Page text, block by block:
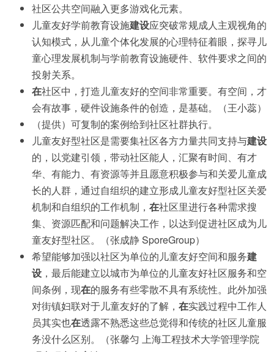
社区公共空间融入更多游戏化元素。
儿童友好学前教育设施建设应突破常规成人主观视角的
认知模式，从儿童个体化发展的心理特征着眼，探寻儿
童心理发展机制与学前教育设施硬件、软件要求之间的
投射关系。
在社区中，打造儿童友好的空间非常重要。有空间，才
会有故事，硬件设施条件的创造，是基础。（王小蕊）
（提供）可复制的案例给到社区社群执行。
儿童友好型社区是需要集社区各方力量共同支持与建设
的，以党建引领，带动社区能人，汇聚有时间、有才
华、有能力、有资源等并且愿意积极参与和关爱儿童成
长的人群，通过自组织的建立形成儿童友好型社区关爱
机制和自组织的工作机制， 在社区里进行各种需求搜
集、资源匹配和问题解决工作，以达到促进社区成为儿
童友好型社区。（张成静 SporeGroup）
希望能够加强以社区为单位的儿童友好空间和服务建
设 ，最后能建立以城市为单位的儿童友好社区服务和空
间条例，现在的服务有些零散不具有系统性。此外加强
对街镇妇联对于儿童友好的了解， 在实践过程中工作人
员其实也在透露不熟悉这些总觉得和传统的社区儿童服
务没什么区别。（张馨匀 上海工程技术大学管理学院